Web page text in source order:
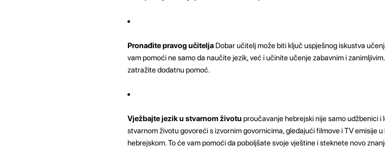
Pronađite pravog učitelja Dobar učitelj može biti ključ uspješnog iskustva
vam pomoći ne samo da naučite jezik, već i učinite učenje zabavnim i
zatražite dodatnu pomoć.
Vježbajte jezik u stvarnom životu proučavanje hebrejski nije samo udžbenici i
stvarnom životu govoreći s izvornim govornicima, gledajući filmove i TV emisije
hebrejskom. To će vam pomoći da poboljšate svoje vještine i steknete novo